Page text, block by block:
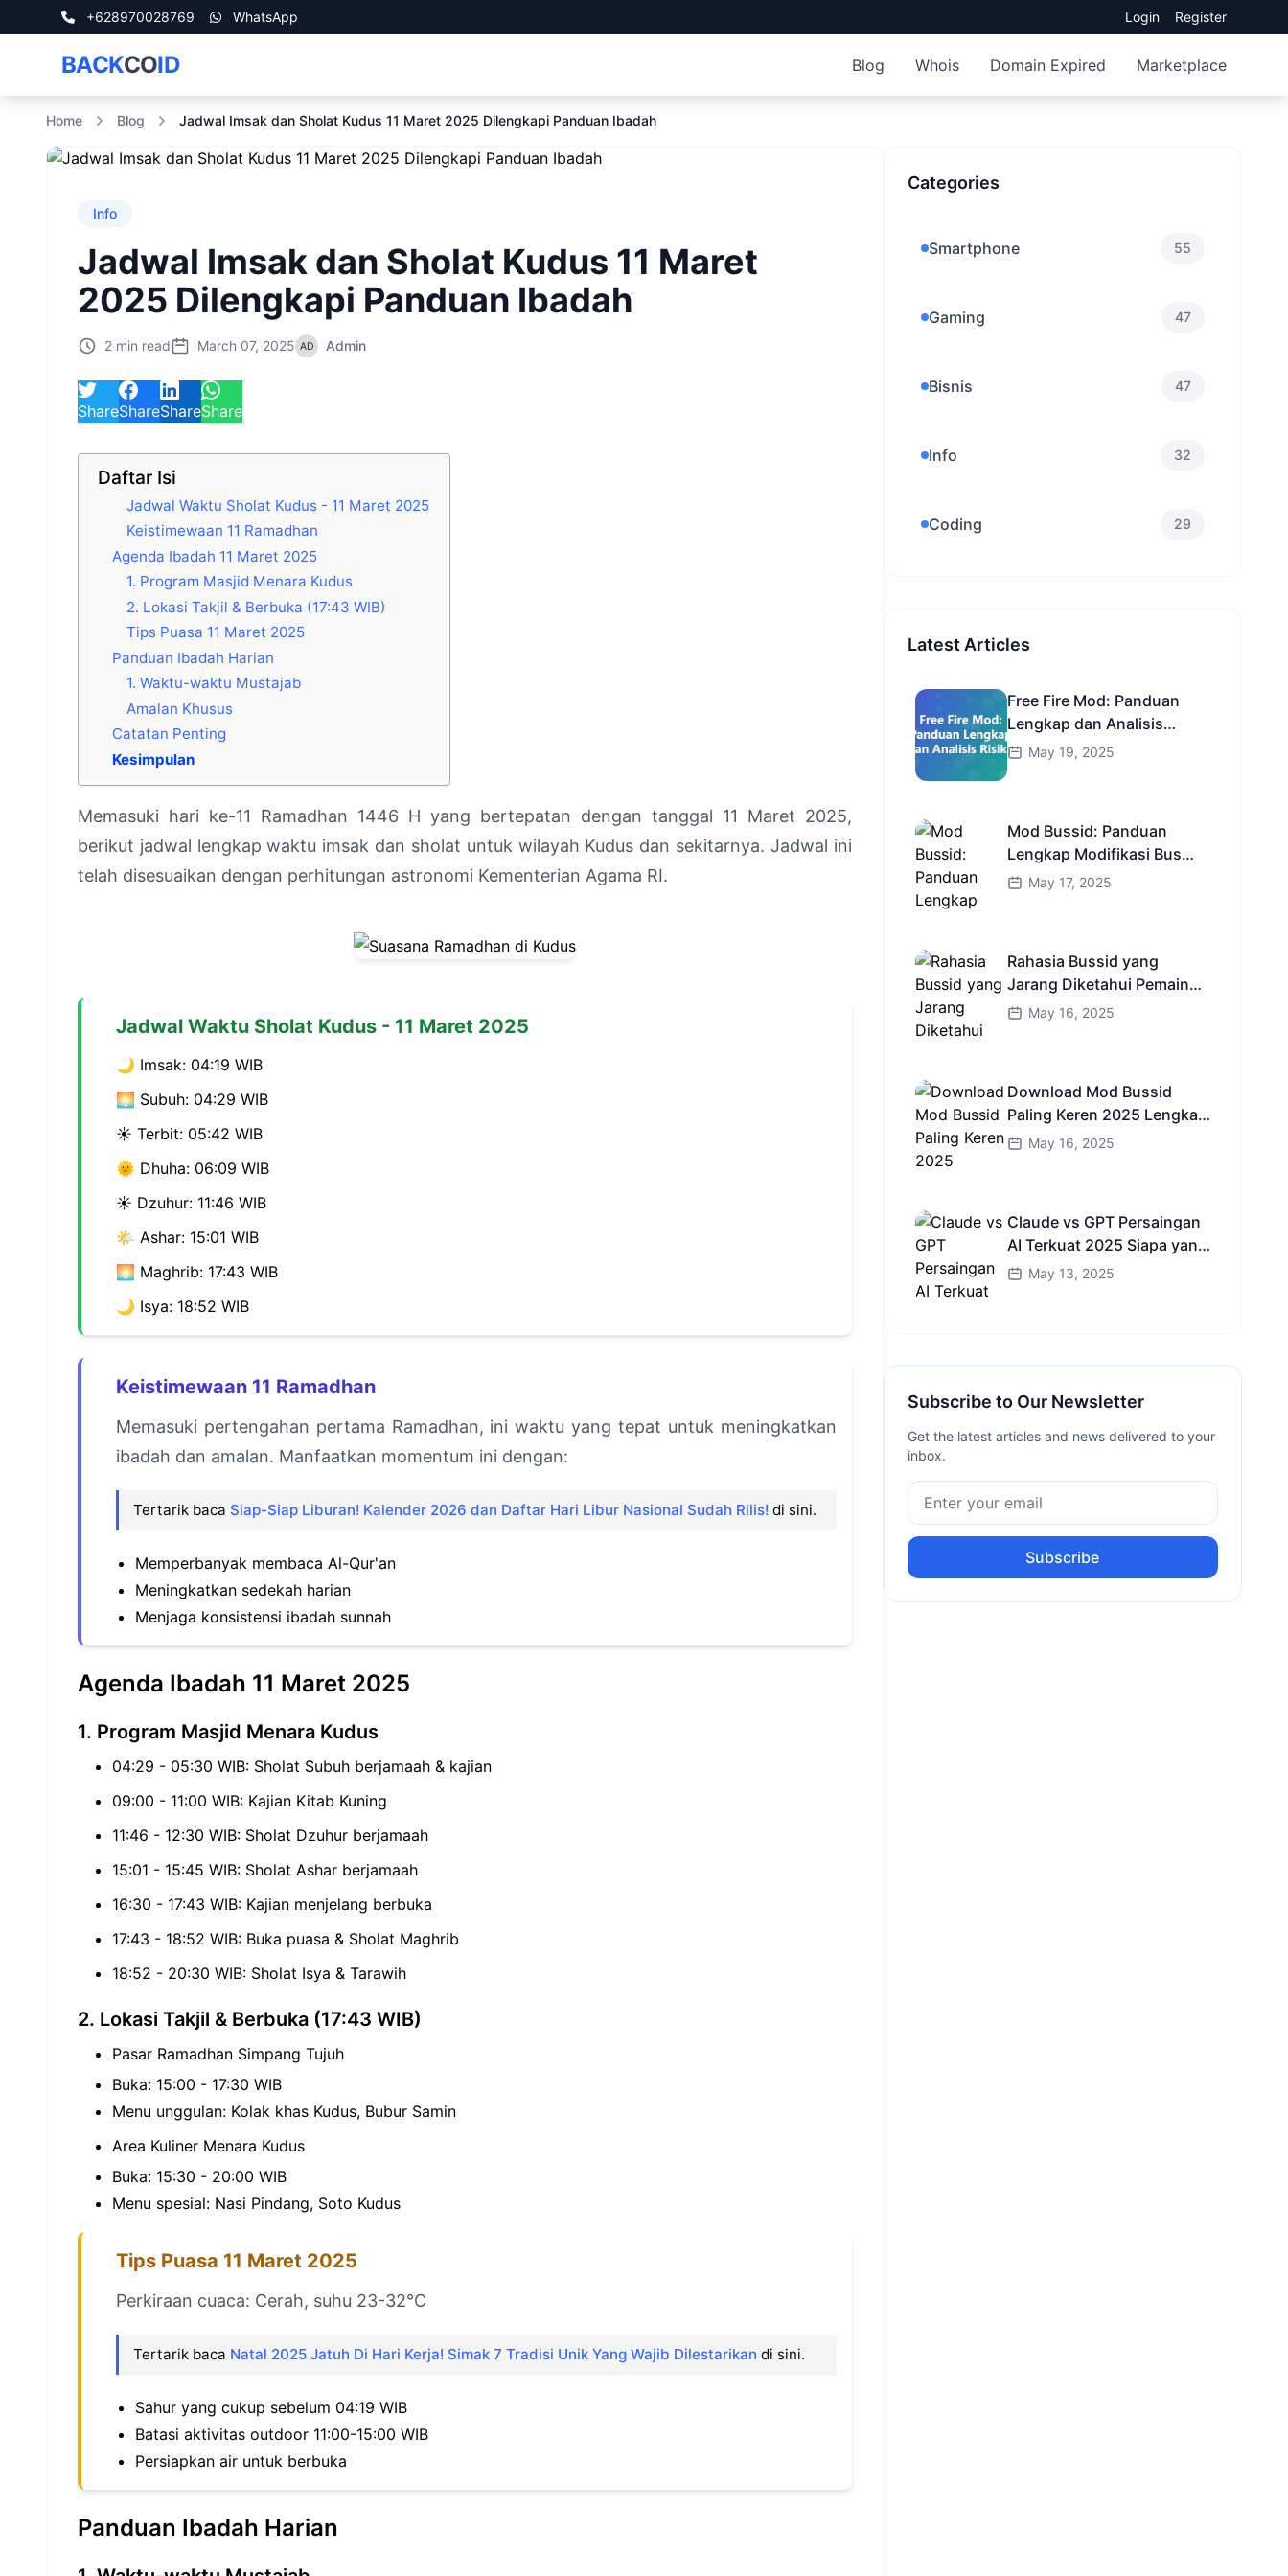
+628970028769 WhatsApp Login Register
BACKCOID Blog Whois Domain Expired Marketplace
Home Blog Jadwal Imsak dan Sholat Kudus 11 Maret 2025 Dilengkapi Panduan Ibadah
Info
Jadwal Imsak dan Sholat Kudus 11 Maret
2025 Dilengkapi Panduan Ibadah
2 min read March 07, 2025 Admin
ShareShareShareShare
Daftar Isi
Jadwal Waktu Sholat Kudus - 11 Maret 2025
Keistimewaan 11 Ramadhan
Agenda Ibadah 11 Maret 2025
1. Program Masjid Menara Kudus
2. Lokasi Takjil & Berbuka (17:43 WIB)
Tips Puasa 11 Maret 2025
Panduan Ibadah Harian
1. Waktu-waktu Mustajab
Amalan Khusus
Catatan Penting
Kesimpulan
Memasuki hari ke-11 Ramadhan 1446 H yang bertepatan dengan tanggal 11 Maret 2025,
berikut jadwal lengkap waktu imsak dan sholat untuk wilayah Kudus dan sekitarnya. Jadwal ini
telah disesuaikan dengan perhitungan astronomi Kementerian Agama RI.
Jadwal Waktu Sholat Kudus - 11 Maret 2025
🌙 Imsak: 04:19 WIB
🌅 Subuh: 04:29 WIB
☀️ Terbit: 05:42 WIB
🌞 Dhuha: 06:09 WIB
☀️ Dzuhur: 11:46 WIB
🌤️ Ashar: 15:01 WIB
🌅 Maghrib: 17:43 WIB
🌙 Isya: 18:52 WIB
Keistimewaan 11 Ramadhan
Memasuki pertengahan pertama Ramadhan, ini waktu yang tepat untuk meningkatkan
ibadah dan amalan. Manfaatkan momentum ini dengan:
Tertarik baca Siap-Siap Liburan! Kalender 2026 dan Daftar Hari Libur Nasional Sudah Rilis! di sini.
Memperbanyak membaca Al-Qur'an
Meningkatkan sedekah harian
Menjaga konsistensi ibadah sunnah
Agenda Ibadah 11 Maret 2025
1. Program Masjid Menara Kudus
04:29 - 05:30 WIB: Sholat Subuh berjamaah & kajian
09:00 - 11:00 WIB: Kajian Kitab Kuning
11:46 - 12:30 WIB: Sholat Dzuhur berjamaah
15:01 - 15:45 WIB: Sholat Ashar berjamaah
16:30 - 17:43 WIB: Kajian menjelang berbuka
17:43 - 18:52 WIB: Buka puasa & Sholat Maghrib
18:52 - 20:30 WIB: Sholat Isya & Tarawih
2. Lokasi Takjil & Berbuka (17:43 WIB)
Pasar Ramadhan Simpang Tujuh
Buka: 15:00 - 17:30 WIB
Menu unggulan: Kolak khas Kudus, Bubur Samin
Area Kuliner Menara Kudus
Buka: 15:30 - 20:00 WIB
Menu spesial: Nasi Pindang, Soto Kudus
Tips Puasa 11 Maret 2025
Perkiraan cuaca: Cerah, suhu 23-32°C
Tertarik baca Natal 2025 Jatuh Di Hari Kerja! Simak 7 Tradisi Unik Yang Wajib Dilestarikan di sini.
Sahur yang cukup sebelum 04:19 WIB
Batasi aktivitas outdoor 11:00-15:00 WIB
Persiapkan air untuk berbuka
Panduan Ibadah Harian
Categories
Smartphone 55
Gaming 47
Bisnis 47
Info 32
Coding 29
Latest Articles
Free Fire Mod: Panduan
Lengkap dan Analisis
RisikoMay 19, 2025
Mod Bussid: Panduan
Lengkap Modifikasi Bus
Simulator Indonesia
May 17, 2025
Rahasia Bussid yang
Jarang Diketahui Pemain
Baru Kamu Wajib Coba!
May 16, 2025
Download Mod Bussid
Paling Keren 2025 Lengkap
Mobil Bus dan Truk HD
May 16, 2025
Claude vs GPT Persaingan
AI Terkuat 2025 Siapa yang
Lebih Cerdas?
May 13, 2025
Subscribe to Our Newsletter
Get the latest articles and news delivered to your
inbox.
Subscribe